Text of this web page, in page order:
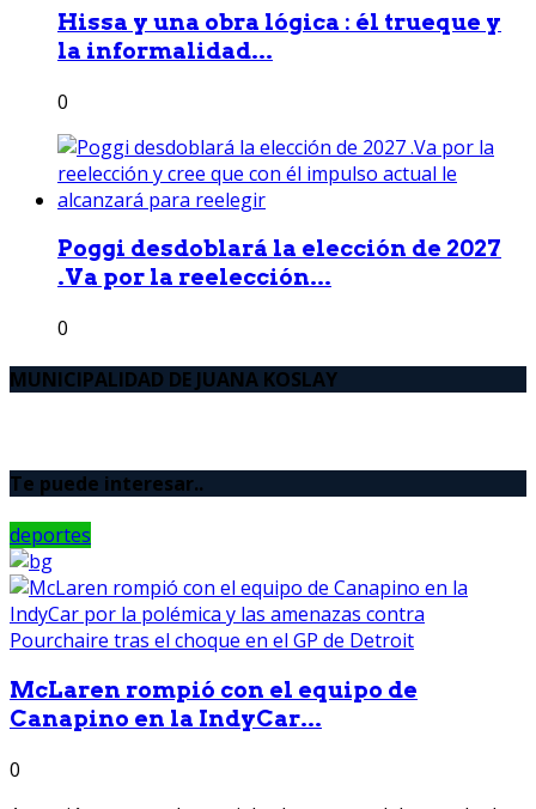
Hissa y una obra lógica : él trueque y
la informalidad...
0
Poggi desdoblará la elección de 2027
.Va por la reelección...
0
MUNICIPALIDAD DE JUANA KOSLAY
Te puede interesar..
deportes
McLaren rompió con el equipo de
Canapino en la IndyCar...
0